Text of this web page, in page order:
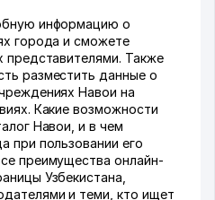
информацию о
города и сможете
представителями. Также
разместить данные о
Навои на
Какие возможности
Навои, и в чем
при пользовании его
преимущества онлайн-
Узбекистана,
и теми, кто ищет